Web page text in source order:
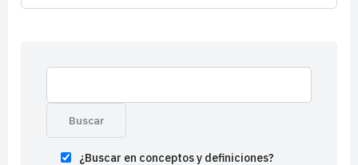
¿Buscar en conceptos y definiciones?